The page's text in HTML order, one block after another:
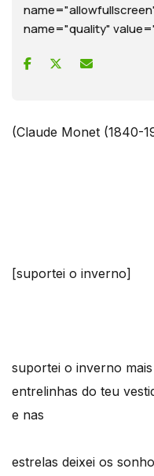
name="quality"
(Claude Monet (1840-
[suportei o inverno]
suportei o inverno
entrelinhas do teu
e nas
estrelas deixei os